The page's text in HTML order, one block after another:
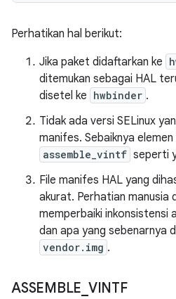
Perhatikan hal berikut:
Jika paket didaftarkan ke
ditemukan sebagai HAL
disetel ke hwbinder .
Tidak ada versi SELinux
manifes. Sebaiknya elemen
assemble_vintf seperti
File manifes HAL yang
akurat. Perhatian manusia
memperbaiki
dan apa yang sebenarnya
vendor.img .
ASSEMBLE VINTF